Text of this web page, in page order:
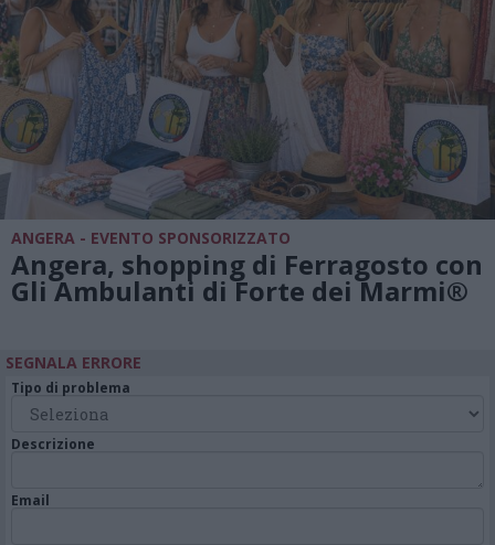
ANGERA - EVENTO SPONSORIZZATO
Angera, shopping di Ferragosto con
Gli Ambulanti di Forte dei Marmi®
SEGNALA ERRORE
Tipo di problema
Descrizione
Email